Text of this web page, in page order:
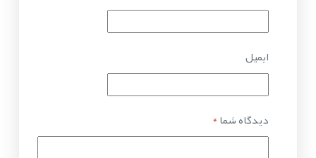
ایمیل
دیدگاه شما*